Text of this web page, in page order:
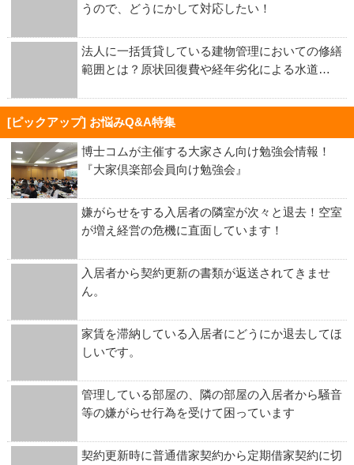
うので、どうにかして対応したい！
法人に一括賃貸している建物管理においての修繕
範囲とは？原状回復費や経年劣化による水道…
[ピックアップ] お悩みQ&A特集
博士コムが主催する大家さん向け勉強会情報！
『大家倶楽部会員向け勉強会』
嫌がらせをする入居者の隣室が次々と退去！空室
が増え経営の危機に直面しています！
入居者から契約更新の書類が返送されてきませ
ん。
家賃を滞納している入居者にどうにか退去してほ
しいです。
管理している部屋の、隣の部屋の入居者から騒音
等の嫌がらせ行為を受けて困っています
契約更新時に普通借家契約から定期借家契約に切